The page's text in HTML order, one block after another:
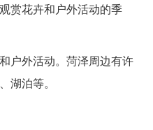
赏花卉和户外活动的季
户外活动。菏泽周边有许
湖泊等。